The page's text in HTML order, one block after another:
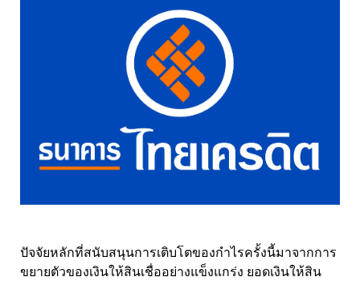
ปัจจัยหลักที่สนับสนุนการเติบโตของกำไรครั้งนี้มาจากการ
ขยายตัวของเงินให้สินเชื่ออย่างแข็งแกร่ง ยอดเงินให้สิน